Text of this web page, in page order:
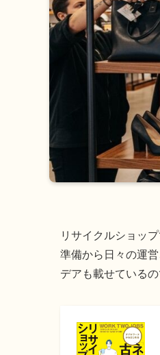
リサイクルショッ
準備から日々の運
デアも載せている